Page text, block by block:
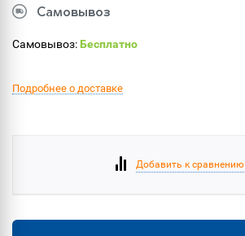
Самовывоз
Самовывоз:Бесплатно
Подробнее о доставке
Добавить к сравнению